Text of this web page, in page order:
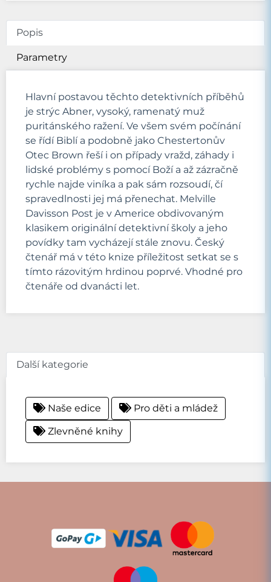
Popis
Parametry
Hlavní postavou těchto detektivních příběhů
je strýc Abner, vysoký, ramenatý muž
puritánského ražení. Ve všem svém počínání
se řídí Biblí a podobně jako Chestertonův
Otec Brown řeší i on případy vražd, záhady i
lidské problémy s pomocí Boží a až zázračně
rychle najde viníka a pak sám rozsoudí, čí
spravedlnosti jej má přenechat. Melville
Davisson Post je v Americe obdivovaným
klasikem originální detektivní školy a jeho
povídky tam vycházejí stále znovu. Český
čtenář má v této knize příležitost setkat se s
tímto rázovitým hrdinou poprvé. Vhodné pro
čtenáře od dvanácti let.
Další kategorie
Naše edice
Pro děti a mládež
Zlevněné knihy